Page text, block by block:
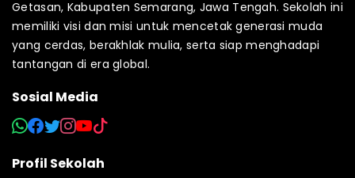
Getasan, Kabupaten Semarang, Jawa Tengah. Sekolah ini
memiliki visi dan misi untuk mencetak generasi muda
yang cerdas, berakhlak mulia, serta siap menghadapi
tantangan di era global.
Sosial Media
Profil Sekolah